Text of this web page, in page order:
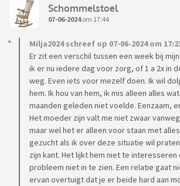
Schommelstoel
07-06-2024om 17:44
Milja2024 schreef op 07-06-2024 om
Er zit een verschil tussen een week bij
ik er nu iedere dag voor zorg, of 1 a 2x in
weg. Even iets voor mezelf doen. Ik wil
hem. Ik hou van hem, ik mis alleen alles
maanden geleden niet voelde. Eenzaam,
Het moeder zijn valt me niet zwaar
maar wel het er alleen voor staan met
gezucht als ik over deze situatie wil
zijn kant. Het lijkt hem niet te
probleem niet in te zien. Een relatie gaat
ervan overtuigt dat je er beide hard aan